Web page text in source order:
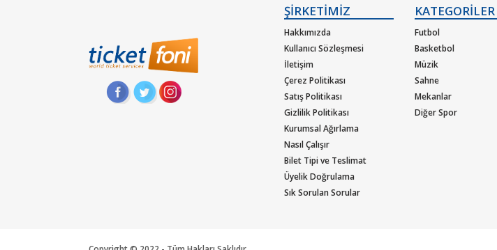
ŞİRKETİMİZ
Hakkımızda
Kullanıcı Sözleşmesi
İletişim
Çerez Politikası
Satış Politikası
Gizlilik Politikası
Kurumsal Ağırlama
Nasıl Çalışır
Bilet Tipi ve Teslimat
Üyelik Doğrulama
Sık Sorulan Sorular
KATEGORİLER
Futbol
Basketbol
Müzik
Sahne
Mekanlar
Diğer Spor